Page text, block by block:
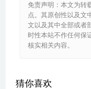
免责声明：本文为转
点。其原创性以及文
文以及其中全部或者
时性本站不作任何保
核实相关内容。
猜你喜欢